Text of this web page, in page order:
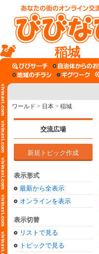
稲城
ワールド > 日本 > 稲城
交流広場
新規トピック作成
表示形式
最新から全表示
オンラインを表示
表示切替
リストで見る
トピックで見る